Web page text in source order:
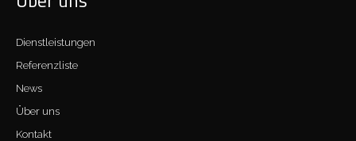
Dienstleistungen
Referenzliste
News
Über uns
Kontakt